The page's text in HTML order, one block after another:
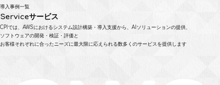
導入事例一覧
Serviceサービス
CPIでは、AWSにおけるシステム設計構築・導入支援から、AIソリューションの提供、
ソフトウェアの開発・検証・評価と
お客様それぞれに合ったニーズに最大限に応えられる数多くのサービスを提供します